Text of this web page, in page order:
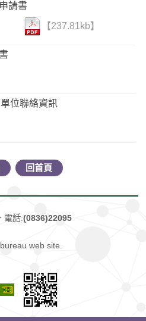
請書
【237.81kb】
位聯絡資訊
回首頁
．電話:(0836)22095
web site.